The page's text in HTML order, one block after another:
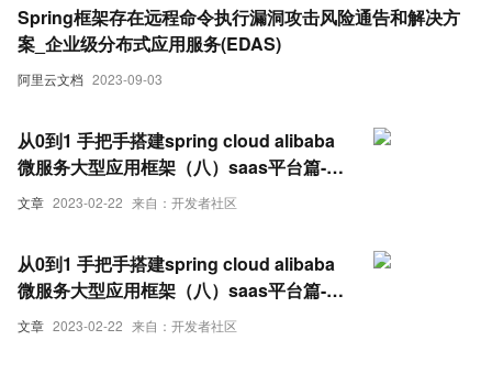
阿里云文档 2023-09-03
Spring框架存在远程命令执行漏洞攻击风险通告和解决方
案_企业级分布式应用服务(EDAS)
文章 2023-02-22 来自：开发者社区
从0到1 手把手搭建spring cloud alibaba
微服务大型应用框架（八）saas平台篇-解
决不同租户针定制化开发问题（3） -
文章 2023-02-22 来自：开发者社区
从0到1 手把手搭建spring cloud alibaba
微服务大型应用框架（八）saas平台篇-解
决不同租户针定制化开发问题(2) -挂载自定